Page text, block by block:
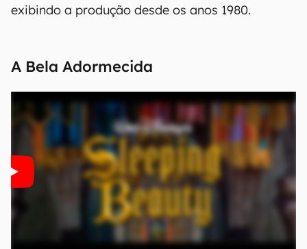
exibindo a produção desde os anos 1980.
A Bela Adormecida